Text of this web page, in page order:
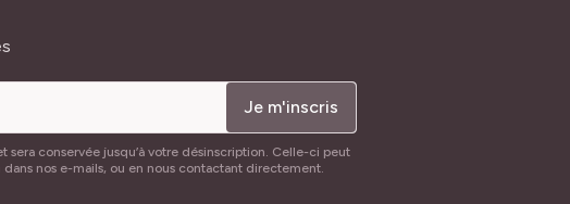
Je m'inscris
conservée jusqu’à votre désinscription. Celle-ci peut